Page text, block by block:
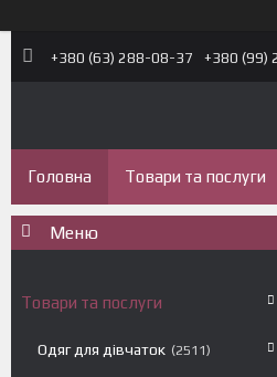
+380 (63) 288-08-37 +380 (99)
Головна Товари та послуги
Товари та послуги
Одяг для дівчаток 2511